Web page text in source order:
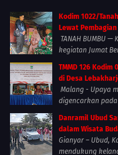
Kodim 1022/
Lewat
TANAH BUMBU
kegiatan Jumat
TMMD 126
di Desa
Malang - Upaya
digencarkan pada
Danramil Ubud
dalam Wisata
Gianyar – Ubud,
mendukung